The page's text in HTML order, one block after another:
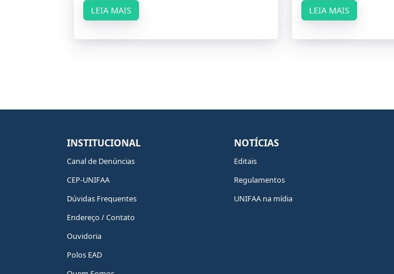
LEIA MAIS LEIA MAIS
INSTITUCIONAL
Canal de Denúncias
CEP-UNIFAA
Dúvidas Frequentes
Endereço / Contato
Ouvidoria
Polos EAD
NOTÍCIAS
Editais
Regulamentos
UNIFAA na mídia